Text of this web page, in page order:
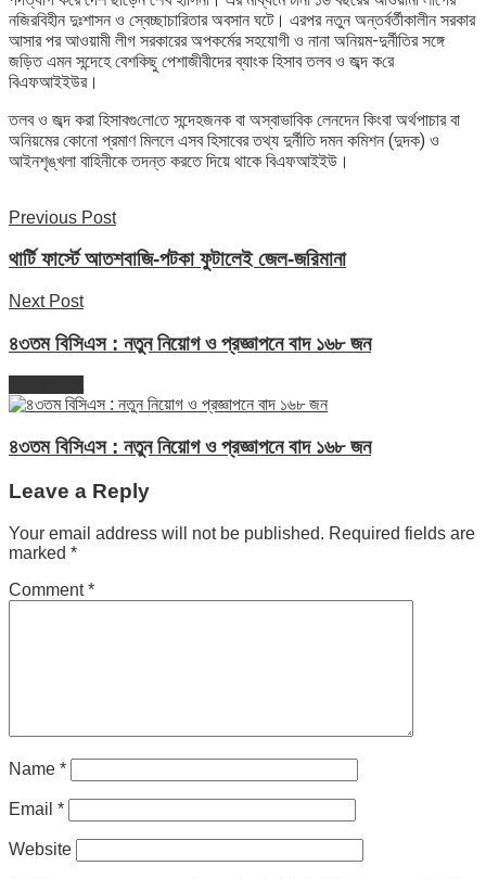
নজিরবিহীন দুঃশাসন ও স্বেচ্ছাচারিতার অবসান ঘটে। এরপর নতুন অন্তর্বর্তীকালীন সরকার
আসার পর আওয়ামী লীগ সরকারের অপকর্মের সহযোগী ও নানা অনিয়ম-দুর্নীতির সঙ্গে
জড়িত এমন সন্দেহে বেশকিছু পেশাজীবীদের ব্যাংক হিসাব তলব ও জব্দ ক‌রে
বিএফআইইউর।
তলব ও জব্দ করা হিসাবগু‌লো‌তে সন্দেহজনক বা অস্বাভাবিক লেনদেন কিংবা অর্থপাচার বা
অনিয়মের কোনো প্রমাণ মিললে এসব হিসাবের তথ্য দুর্নীতি দমন কমিশন (দুদক) ও
আইনশৃঙ্খলা বাহিনীকে তদন্ত করতে দিয়ে থাকে বিএফআইইউ।
Previous Post
থার্টি ফার্স্টে আতশবাজি-পটকা ফুটালেই জেল-জরিমানা
Next Post
৪৩তম বিসিএস : নতুন নিয়োগ ও প্রজ্ঞাপনে বাদ ১৬৮ জন
৪৩তম বিসিএস : নতুন নিয়োগ ও প্রজ্ঞাপনে বাদ ১৬৮ জন
Leave a Reply
Your email address will not be published. Required fields are
marked *
Comment*
Name *
Email *
Website